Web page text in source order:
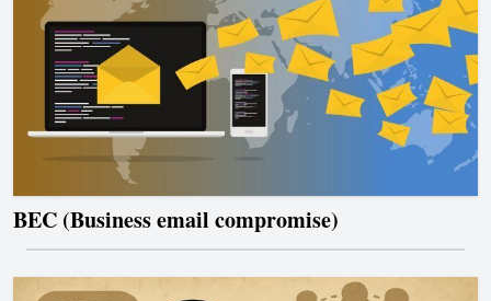
BEC (Business email compromise)